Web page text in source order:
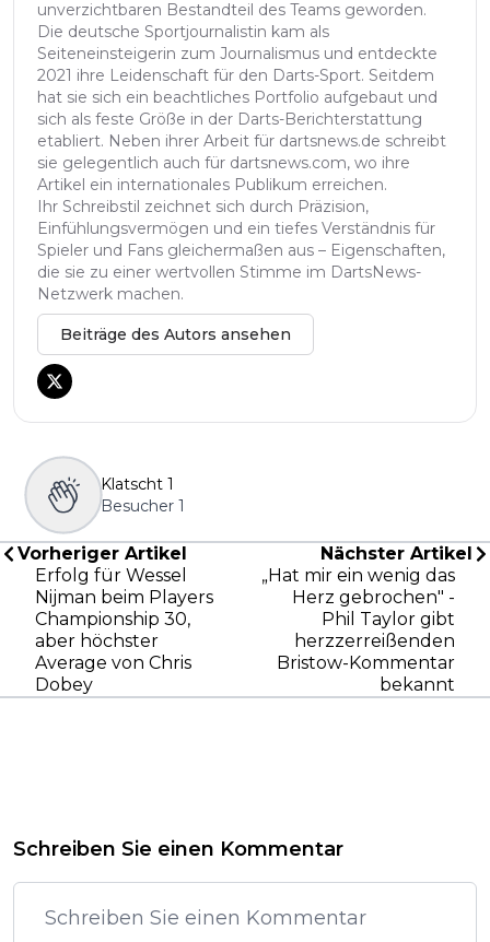
unverzichtbaren Bestandteil des Teams geworden.
Die deutsche Sportjournalistin kam als
Seiteneinsteigerin zum Journalismus und entdeckte
2021 ihre Leidenschaft für den Darts-Sport. Seitdem
hat sie sich ein beachtliches Portfolio aufgebaut und
sich als feste Größe in der Darts-Berichterstattung
etabliert. Neben ihrer Arbeit für dartsnews.de schreibt
sie gelegentlich auch für dartsnews.com, wo ihre
Artikel ein internationales Publikum erreichen.
Ihr Schreibstil zeichnet sich durch Präzision,
Einfühlungsvermögen und ein tiefes Verständnis für
Spieler und Fans gleichermaßen aus – Eigenschaften,
die sie zu einer wertvollen Stimme im DartsNews-
Netzwerk machen.
Beiträge des Autors ansehen
Klatscht 1
Besucher 1
Vorheriger Artikel
Erfolg für Wessel
Nijman beim Players
Championship 30,
aber höchster
Average von Chris
Dobey
Nächster Artikel
„Hat mir ein wenig das
Herz gebrochen" -
Phil Taylor gibt
herzzerreißenden
Bristow-Kommentar
bekannt
Schreiben Sie einen Kommentar